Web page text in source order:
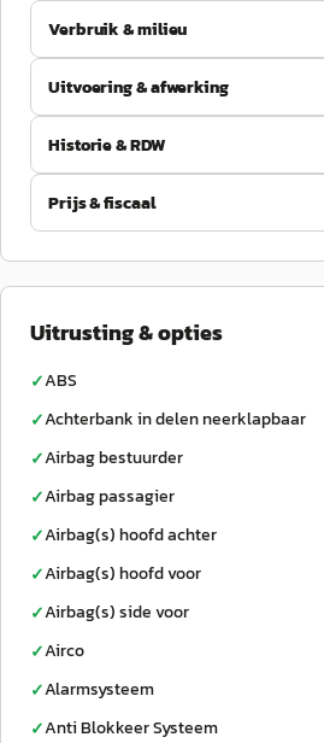
Verbruik & milieu
Uitvoering & afwerking
Historie & RDW
Prijs & fiscaal
Uitrusting & opties
✓ABS
✓Achterbank in delen neerklapbaar
✓Airbag bestuurder
✓Airbag passagier
✓Airbag(s) hoofd achter
✓Airbag(s) hoofd voor
✓Airbag(s) side voor
✓Airco
✓Alarmsysteem
✓Anti Blokkeer Systeem